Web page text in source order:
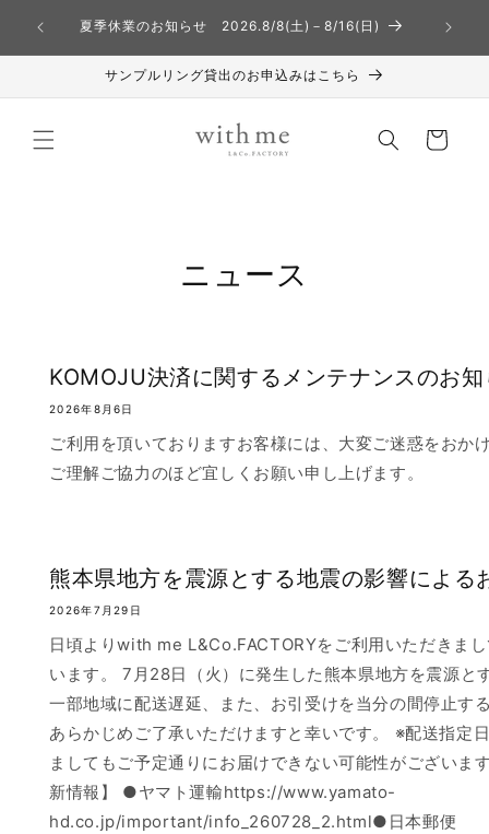
ンツに夏季休業のお知らせ 2026.8/8(土)－8/16(日) 熊本地
サンプルリング貸出のお申込みはこちら
ー
ニュース
KOMOJU決済に関するメンテナンスのお
2026年8月6日
ご利用を頂いておりますお客様には、大変ご迷惑をおか
ご理解ご協力のほど宜しくお願い申し上げます。
熊本県地方を震源とする地震の影響による
2026年7月29日
日頃よりwith me L&Co.FACTORYをご利用いただきま
います。 7月28日（火）に発生した熊本県地方を震源と
一部地域に配送遅延、また、お引受けを当分の間停止す
あらかじめご了承いただけますと幸いです。 ※配送指定
ましてもご予定通りにお届けできない可能性がございま
新情報】 ●ヤマト運輸https://www.yamato-
hd.co.jp/important/info_260728_2.html●日本郵便